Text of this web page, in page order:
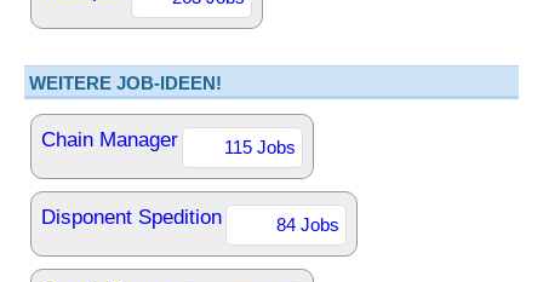
WEITERE JOB-IDEEN!
Chain Manager 115 Jobs
Disponent Spedition 84 Jobs